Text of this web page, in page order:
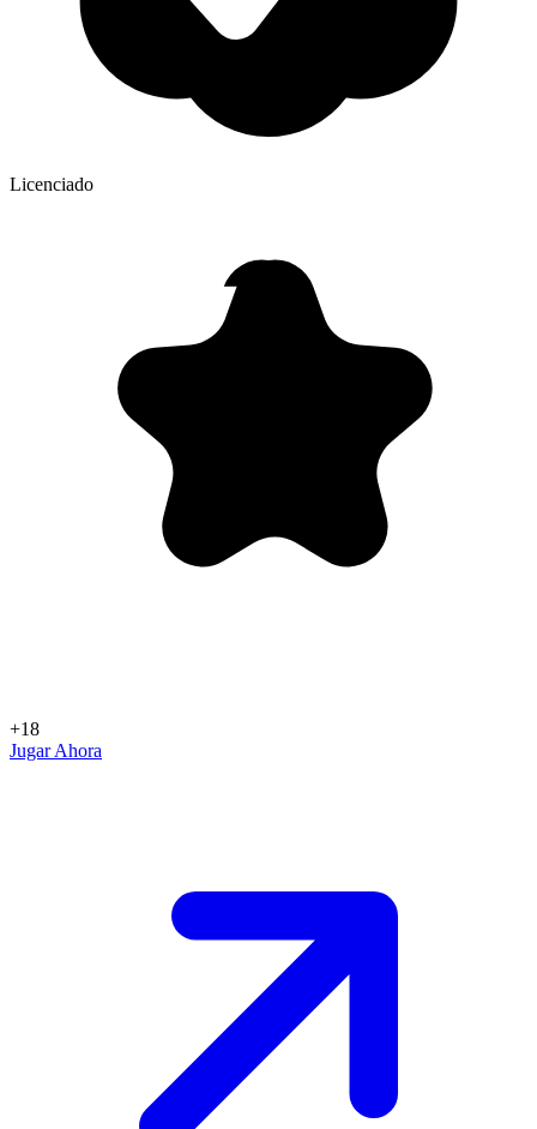
Licenciado
+18
Jugar Ahora